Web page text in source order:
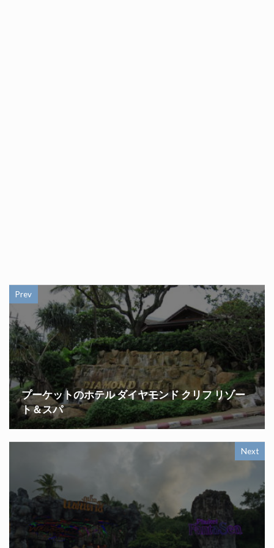
Prev
プーケットのホテル ダイヤモンド クリフ リゾー
ト＆スパ
Next